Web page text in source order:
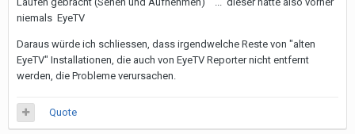
niemals EyeTV
Daraus würde ich schliessen, dass irgendwelche Reste von "alten
EyeTV" Installationen, die auch von EyeTV Reporter nicht entfernt
werden, die Probleme verursachen.
Quote